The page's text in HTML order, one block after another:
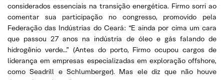
considerados essenciais na transição energética. Firmo sorri ao
comentar sua participação no congresso, promovido pela
Federação das Indústrias do Ceará: “E ainda por cima um cara
que passou 27 anos na indústria de óleo e gás falando de
hidrogênio verde…” (Antes do porto, Firmo ocupou cargos de
liderança em empresas especializadas em exploração offshore,
como Seadrill e Schlumberger). Mas ele diz que não houve